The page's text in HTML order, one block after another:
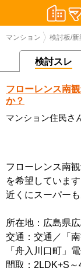
マンション 検討板/新
検討スレ
フローレンス南
か？
マンション住民さ
フローレンス南
を希望しています
近くにスーパー
所在地：広島県
交通：交通／「
「舟入川口町」
間取：2LDK+S～